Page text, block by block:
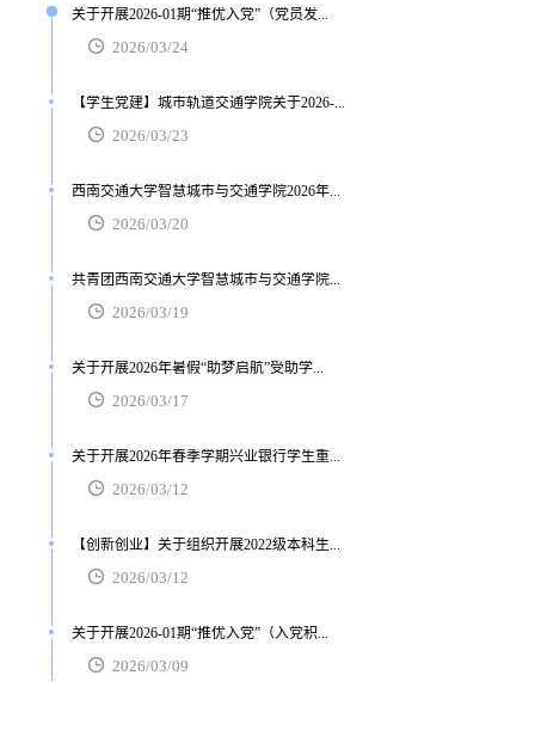
关于开展2026-01期“推优入党”（党员发...
2026/03/24
【学生党建】城市轨道交通学院关于2026-...
2026/03/23
西南交通大学智慧城市与交通学院2026年...
2026/03/20
共青团西南交通大学智慧城市与交通学院...
2026/03/19
关于开展2026年暑假“助梦启航”受助学...
2026/03/17
关于开展2026年春季学期兴业银行学生重...
2026/03/12
【创新创业】关于组织开展2022级本科生...
2026/03/12
关于开展2026-01期“推优入党”（入党积...
2026/03/09